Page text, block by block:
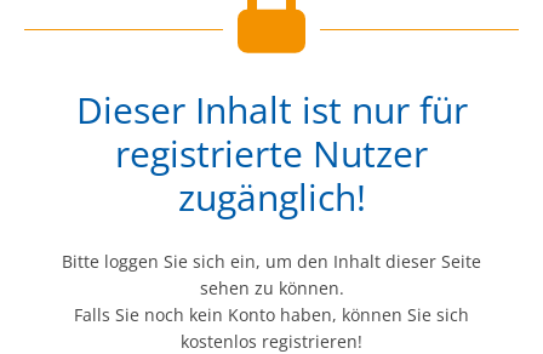
Dieser Inhalt ist nur für
registrierte Nutzer
zugänglich!
Bitte loggen Sie sich ein, um den Inhalt dieser Seite
sehen zu können.
Falls Sie noch kein Konto haben, können Sie sich
kostenlos registrieren!